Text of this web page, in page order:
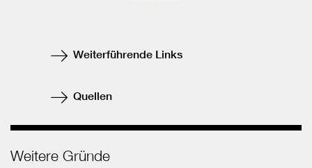
teilen
Weiterführende Links
Quellen
Weitere Gründe